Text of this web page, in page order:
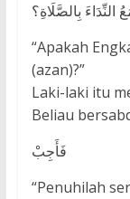
بِالصَّلَاةِ؟
“Apakah
(azan)?”
Laki-laki itu
Beliau
فَأَجِبْ
“Penuhilah